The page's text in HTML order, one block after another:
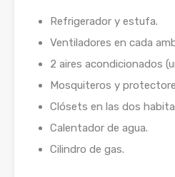
Refrigerador y estufa.
Ventiladores en cada
2 aires acondicionados
Mosquiteros y
Clósets en las dos
Calentador de agua.
Cilindro de gas.